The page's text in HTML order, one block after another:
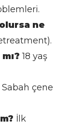
ne
18 yaş
Sabah çene
İlk